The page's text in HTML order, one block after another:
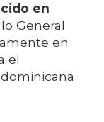
en
General
en
el